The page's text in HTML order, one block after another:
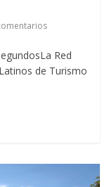
Red
de Turismo